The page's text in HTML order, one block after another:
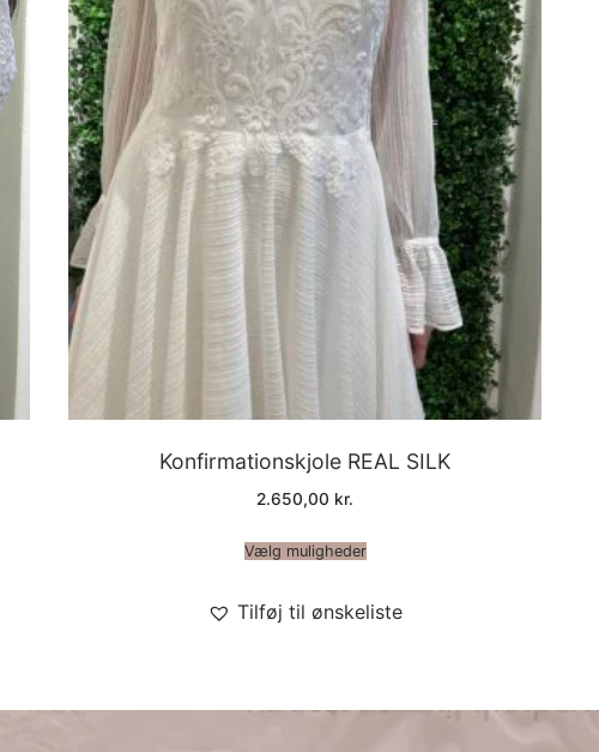
Konfirmationskjole REAL SILK
2.650,00 kr.
Vælg muligheder
Tilføj til ønskeliste